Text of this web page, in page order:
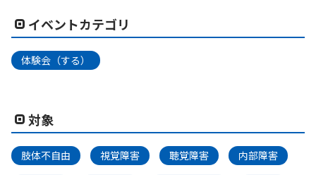
イベントカテゴリ
体験会（する）
対象
肢体不自由 視覚障害 聴覚障害 内部障害